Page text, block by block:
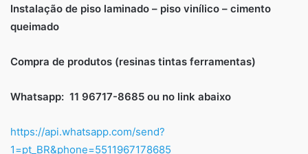
Instalação de piso laminado – piso vinílico – cimento
queimado
Compra de produtos (resinas tintas ferramentas)
Whatsapp: 11 96717-8685 ou no link abaixo
https://api.whatsapp.com/send?
1=pt_BR&phone=5511967178685